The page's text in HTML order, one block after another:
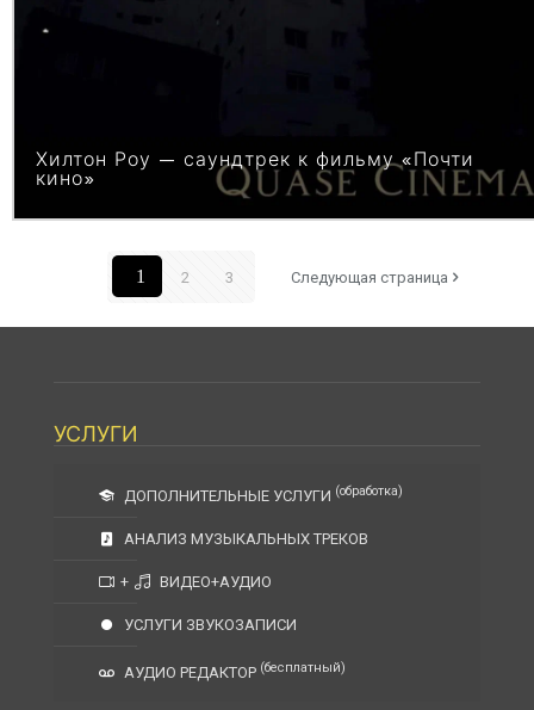
Хилтон Роу — саундтрек к фильму «Почти
кино»
1 2 3 Следующая страница
УСЛУГИ
ДОПОЛНИТЕЛЬНЫЕ УСЛУГИ (обработка)
АНАЛИЗ МУЗЫКАЛЬНЫХ ТРЕКОВ
+ ВИДЕО+АУДИО
УСЛУГИ ЗВУКОЗАПИСИ
АУДИО РЕДАКТОР (бесплатный)